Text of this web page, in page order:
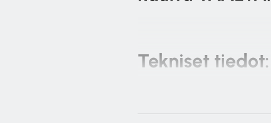
Tekniset tiedot: